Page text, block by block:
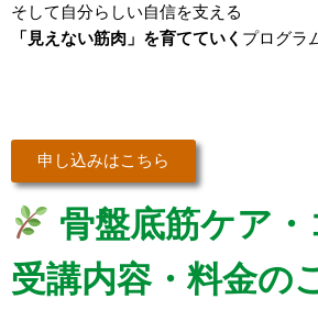
そして自分らしい自信を支える
「見えない筋肉」を育てていく プログラ
申し込みはこちら
骨盤底筋ケア・
受講内容・料金の